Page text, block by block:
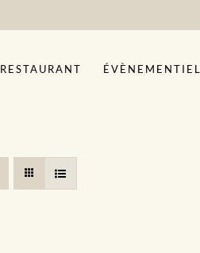
RESTAURANT ÉVÈNEMENTIEL